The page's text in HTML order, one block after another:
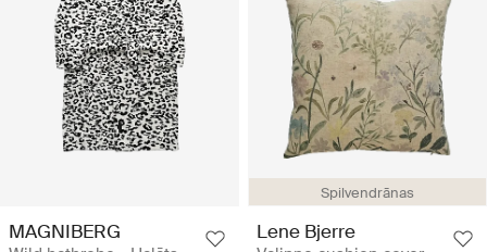
MAGNIBERG
Spilvendrānas
Lene Bjerre